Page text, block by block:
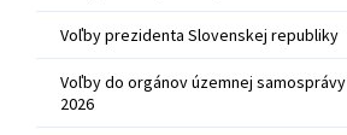
Voľby prezidenta Slovenskej republiky
Voľby do orgánov územnej samosprávy
2026